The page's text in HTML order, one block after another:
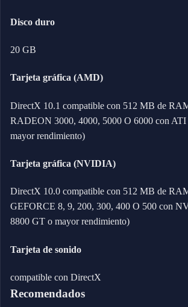
Disco duro
20 GB
Tarjeta gráfica (AMD)
DirectX 10.1 compatible con 512 MB de
RADEON 3000, 4000, 5000 O 6000 con
mayor rendimiento)
Tarjeta gráfica (NVIDIA)
DirectX 10.0 compatible con 512 MB de
GEFORCE 8, 9, 200, 300, 400 O 500 con
8800 GT o mayor rendimiento)
Tarjeta de sonido
compatible con DirectX
Recomendados